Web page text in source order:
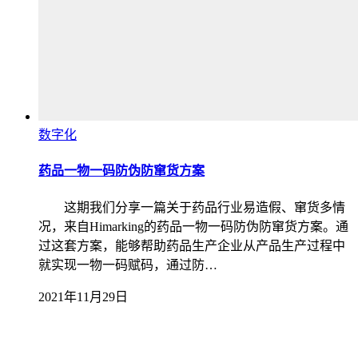
数字化
药品一物一码防伪防窜货方案
这期我们分享一篇关于药品行业易造假、窜货多情
况，来自Himarking的药品一物一码防伪防窜货方案。通
过这套方案，能够帮助药品生产企业从产品生产过程中
就实现一物一码赋码，通过防…
2021年11月29日